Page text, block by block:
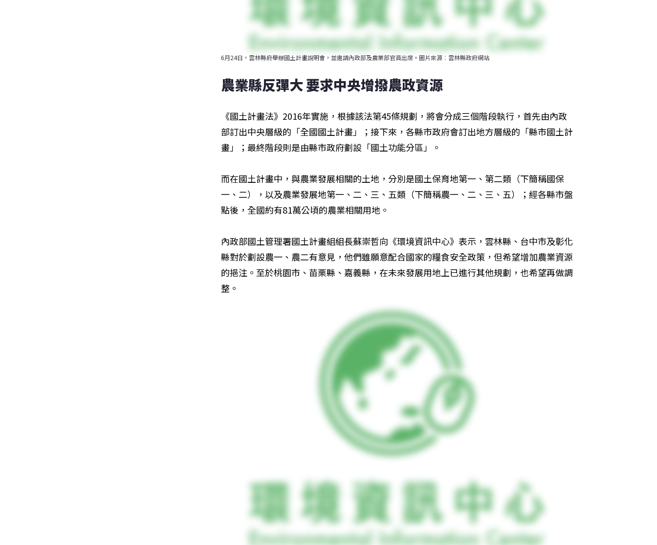
6月24日，雲林縣府舉辦國土計畫說明會，並邀請內政部及農業部官員出席。圖片來源︰雲林縣政府網站
農業縣反彈大 要求中央增撥農政資源
《國土計畫法》2016年實施，根據該法第45條規劃，將會分成三個階段執行，首先由內政
部訂出中央層級的「全國國土計畫」；接下來，各縣市政府會訂出地方層級的「縣市國土計
畫」；最終階段則是由縣市政府劃設「國土功能分區」。
而在國土計畫中，與農業發展相關的土地，分別是國土保育地第一、第二類（下簡稱國保
一、二），以及農業發展地第一、二、三、五類（下簡稱農一、二、三、五）；經各縣市盤
點後，全國約有81萬公頃的農業相關用地。
內政部國土管理署國土計畫組組長蘇崇哲向《環境資訊中心》表示，雲林縣、台中市及彰化
縣對於劃設農一、農二有意見，他們雖願意配合國家的糧食安全政策，但希望增加農業資源
的挹注。至於桃園市、苗栗縣、嘉義縣，在未來發展用地上已進行其他規劃，也希望再做調
整。